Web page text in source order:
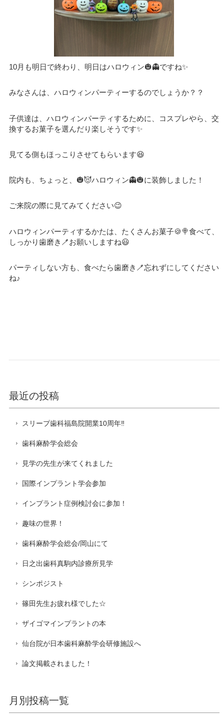
10月も明日で終わり、明日はハロウィン🎃👻ですね✨
みなさんは、ハロウィンパーティーするのでしょうか？？
子供達は、ハロウィンパーティするために、コスプレやら、交
換するお菓子を選んだり楽しそうです✨
見てる側もほっこりさせてもらいます😆
院内も、ちょっと、🎃😈ハロウィン👻🎃に装飾しました！
ご来院の際に見てみてください😉
ハロウィンパーティするかたは、たくさんお菓子🍪🍭食べて、
しっかり歯磨き🪥お願いしますね😃
パーティしない方も、食べたら歯磨き🪥忘れずにしてください
ね♪
最近の投稿
スリープ歯科福島院開業10周年‼️
歯科麻酔学会総会
見学の先生が来てくれました
国際インプラント学会参加
インプラント症例検討会に参加！
趣味の世界！
歯科麻酔学会総会/岡山にて
日之出歯科真駒内診療所見学
シンポジスト
篠田先生お疲れ様でした☆
ザイゴマインプラントの本
仙台院が日本歯科麻酔学会研修施設へ
論文掲載されました！
月別投稿一覧